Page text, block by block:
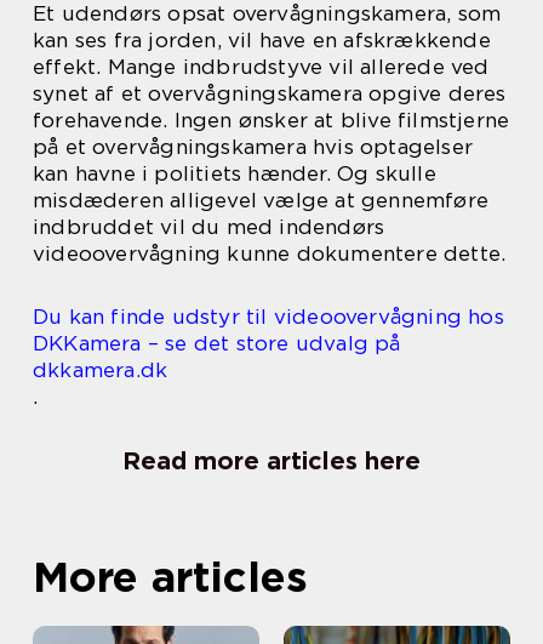
Et udendørs opsat overvågningskamera, som
kan ses fra jorden, vil have en afskrækkende
effekt. Mange indbrudstyve vil allerede ved
synet af et overvågningskamera opgive deres
forehavende. Ingen ønsker at blive filmstjerne
på et overvågningskamera hvis optagelser
kan havne i politiets hænder. Og skulle
misdæderen alligevel vælge at gennemføre
indbruddet vil du med indendørs
videoovervågning kunne dokumentere dette.
Du kan finde udstyr til videoovervågning hos
DKKamera – se det store udvalg på
dkkamera.dk
.
Read more articles here
More articles